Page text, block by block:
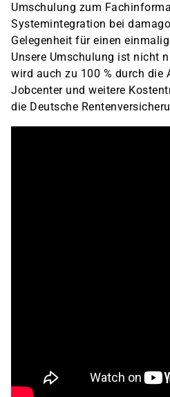
Umschulung zum
Systemintegration bei
Gelegenheit für einen
Unsere Umschulung ist nicht
wird auch zu 100 % durch die
Jobcenter und weitere
die Deutsche